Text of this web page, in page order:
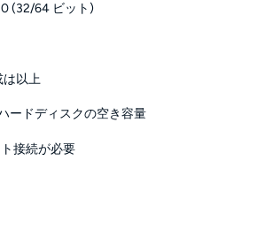
(32/64 ビット)
は以上
ードディスクの空き容量
接続が必要